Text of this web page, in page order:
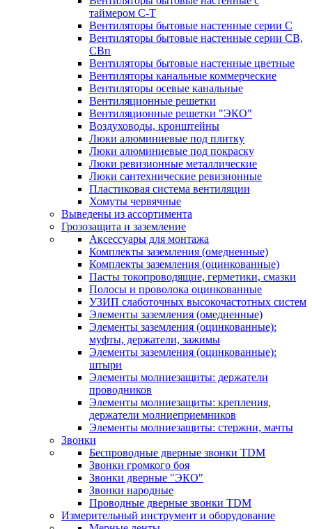
таймером С-Т
Вентиляторы бытовые настенные серии С
Вентиляторы бытовые настенные серии СВ,
СВп
Вентиляторы бытовые настенные цветные
Вентиляторы канальные коммерческие
Вентиляторы осевые канальные
Вентиляционные решетки
Вентиляционные решетки "ЭКО"
Воздуховоды, кронштейны
Люки алюминиевые под плитку
Люки алюминиевые под покраску
Люки ревизионные металлические
Люки сантехнические ревизионные
Пластиковая система вентиляции
Хомуты червячные
Выведены из ассортимента
Грозозащита и заземление
Аксессуары для монтажа
Комплекты заземления (омедненные)
Комплекты заземления (оцинкованные)
Пасты токопроводящие, герметики, смазки
Полосы и проволока оцинкованные
УЗИП слаботочных высокочастотных систем
Элементы заземления (омедненные)
Элементы заземления (оцинкованные):
муфты, держатели, зажимы
Элементы заземления (оцинкованные):
штыри
Элементы молниезащиты: держатели
проводников
Элементы молниезащиты: крепления,
держатели молниеприемников
Элементы молниезащиты: стержни, мачты
Звонки
Беспроводные дверные звонки TDM
Звонки громкого боя
Звонки дверные "ЭКО"
Звонки народные
Проводные дверные звонки TDM
Измерительный инструмент и оборудование